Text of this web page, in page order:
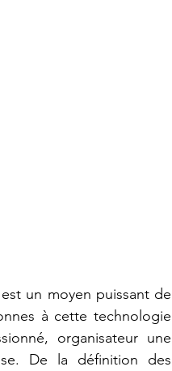
un moyen puissant de
à cette technologie
organisateur une
De la définition des